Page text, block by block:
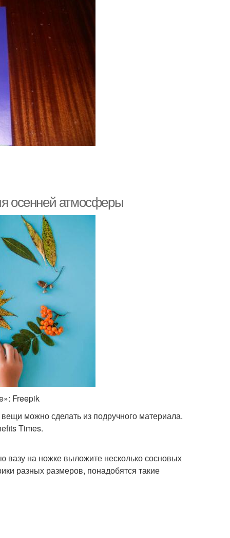
осенней атмосферы
Freepik
можно сделать из подручного материала.
Times.
вазу на ножке выложите несколько сосновых
разных размеров, понадобятся такие